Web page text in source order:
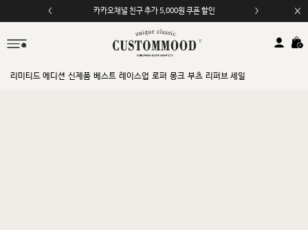
카카오채널 친구 추가 5,000원 쿠폰 할인
리미티드 에디션 신제품 베스트 레이스업 로퍼 몽크 부츠 리퍼브 세일